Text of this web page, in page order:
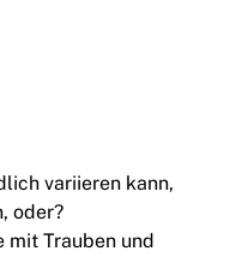
variieren kann,
oder?
mit Trauben und